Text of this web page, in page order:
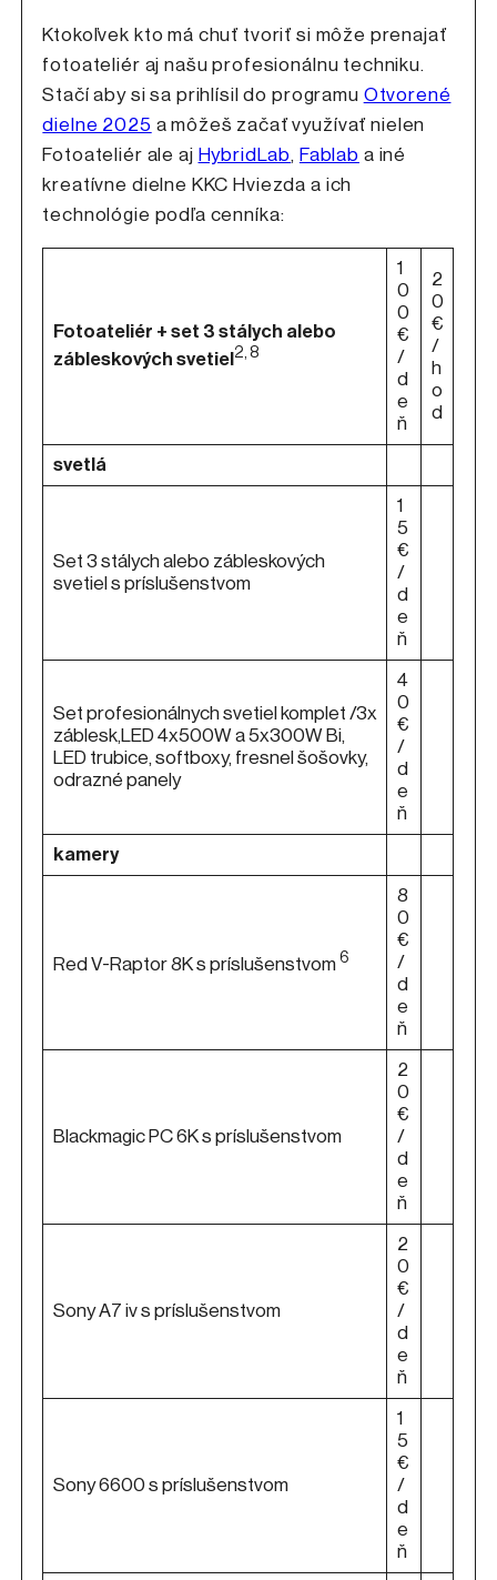
Ktokoľvek kto má chuť tvoriť si môže prenajať
fotoateliér aj našu profesionálnu techniku.
Stačí aby si sa prihlísil do programu Otvorené
dielne 2025 a môžeš začať využívať nielen
Fotoateliér ale aj HybridLab, Fablab a iné
kreatívne dielne KKC Hviezda a ich
technológie podľa cenníka:
Fotoateliér + set 3 stálych alebo
zábleskových svetiel 2, 8
1
0
0
€
/
d
e
ň
2
0
€
/
h
o
d
svetlá
Set 3 stálych alebo zábleskových
svetiel s príslušenstvom
1
5
€
/
d
e
ň
Set profesionálnych svetiel komplet /3x
záblesk,LED 4x500W a 5x300W Bi,
LED trubice, softboxy, fresnel šošovky,
odrazné panely
4
0
€
/
d
e
ň
kamery
Red V-Raptor 8K s príslušenstvom 6
8
0
€
/
d
e
ň
Blackmagic PC 6K s príslušenstvom
2
0
€
/
d
e
ň
Sony A7 iv s príslušenstvom
2
0
€
/
d
e
ň
Sony 6600 s príslušenstvom
1
5
€
/
d
e
ň